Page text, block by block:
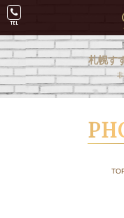
札幌す